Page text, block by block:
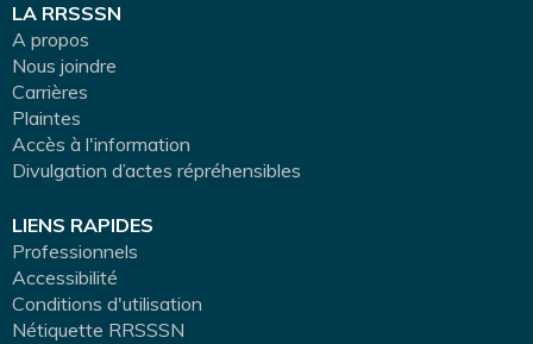
LA RRSSSN
A propos
Nous joindre
Carrières
Plaintes
Accès à l'information
Divulgation d’actes répréhensibles
LIENS RAPIDES
Professionnels
Accessibilité
Conditions d'utilisation
Nétiquette RRSSSN